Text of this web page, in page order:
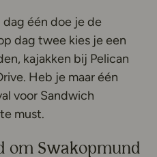
één doe je de
dag twee kies je een
kajakken bij Pelican
Heb je maar één
voor Sandwich
must.
om Swakopmund